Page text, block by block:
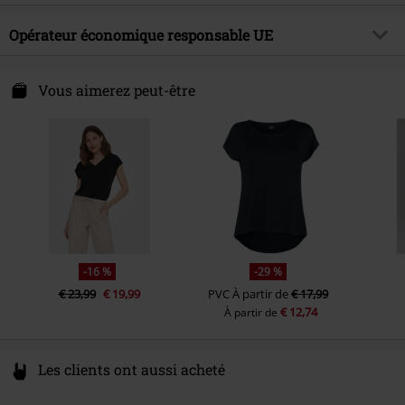
Collection
Femme
Longueur des manches
Manches courtes
Matière extérieure
42 % viscose, 35 % nylon, 23 %
polyester
Opérateur économique responsable UE
Fredskovvej
www.bestseller.com
Vous aimerez peut-être
-16 %
€ 23,99 € 19,99
-29 %
PVCÀ partir de€ 17,99
À partir de € 12,74
Les clients ont aussi acheté